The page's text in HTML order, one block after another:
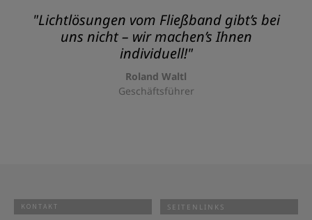
"Lichtlösungen vom Fließband gibt’s bei
uns nicht – wir machen’s Ihnen
individuell!"
Roland Waltl
Geschäftsführer
KONTAKT SEITENLINKS